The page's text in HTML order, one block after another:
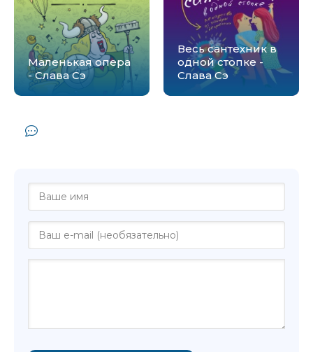
Маленькая опера
- Слава Сэ
Весь сантехник в
одной стопке -
Слава Сэ